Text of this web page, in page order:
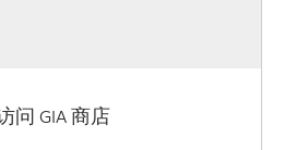
问 GIA 商店